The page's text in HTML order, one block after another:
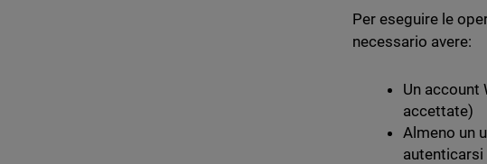
Per eseguire le
necessario avere:
Un account
accettate)
Almeno un